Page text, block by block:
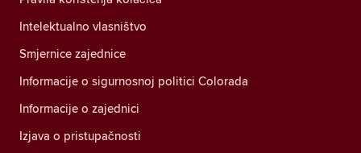
Intelektualno vlasništvo
Smjernice zajednice
Informacije o sigurnosnoj politici Colorada
Informacije o zajednici
Izjava o pristupačnosti